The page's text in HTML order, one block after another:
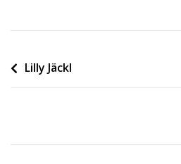
Beitragsnavigation
Lilly Jäckl